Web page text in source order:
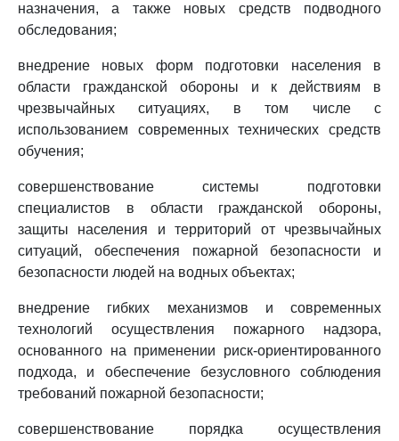
назначения, а также новых средств подводного
обследования;
внедрение новых форм подготовки населения в
области гражданской обороны и к действиям в
чрезвычайных ситуациях, в том числе с
использованием современных технических средств
обучения;
совершенствование системы подготовки
специалистов в области гражданской обороны,
защиты населения и территорий от чрезвычайных
ситуаций, обеспечения пожарной безопасности и
безопасности людей на водных объектах;
внедрение гибких механизмов и современных
технологий осуществления пожарного надзора,
основанного на применении риск-ориентированного
подхода, и обеспечение безусловного соблюдения
требований пожарной безопасности;
совершенствование порядка осуществления